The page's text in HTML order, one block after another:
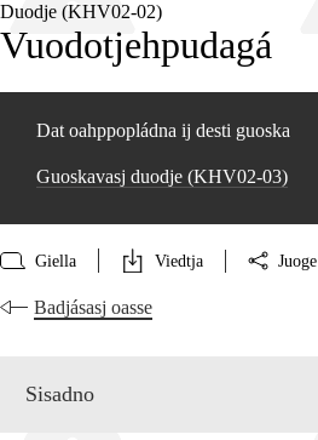
Duodje (KHV02‑02)
Vuodotjehpudagá
Dat oahppopládna ij desti guoska
Guoskavasj duodje (KHV02‑03)
Giella Viedtja Juoge
Badjásasj oasse
Sisadno